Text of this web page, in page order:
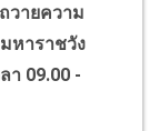
วายความ
หาราชวัง
า 09.00 -